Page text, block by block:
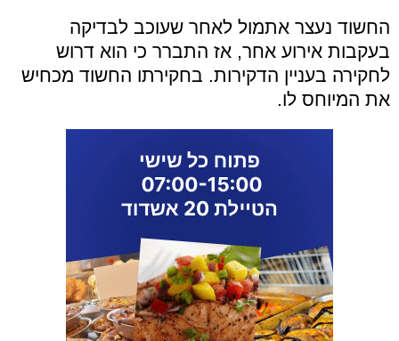
החשוד נעצר אתמול לאחר שעוכב לבדיקה
בעקבות אירוע אחר, אז התברר כי הוא דרוש
לחקירה בעניין הדקירות. בחקירתו החשוד מכחיש
את המיוחס לו.